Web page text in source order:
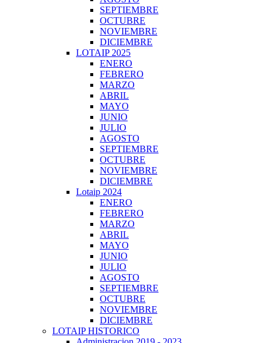
SEPTIEMBRE
OCTUBRE
NOVIEMBRE
DICIEMBRE
LOTAIP 2025
ENERO
FEBRERO
MARZO
ABRIL
MAYO
JUNIO
JULIO
AGOSTO
SEPTIEMBRE
OCTUBRE
NOVIEMBRE
DICIEMBRE
Lotaip 2024
ENERO
FEBRERO
MARZO
ABRIL
MAYO
JUNIO
JULIO
AGOSTO
SEPTIEMBRE
OCTUBRE
NOVIEMBRE
DICIEMBRE
LOTAIP HISTORICO